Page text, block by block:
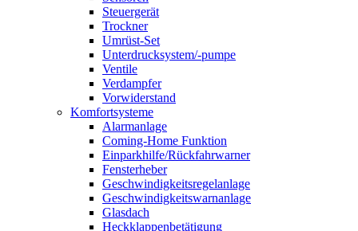
Steuergerät
Trockner
Umrüst-Set
Unterdrucksystem/-pumpe
Ventile
Verdampfer
Vorwiderstand
Komfortsysteme
Alarmanlage
Coming-Home Funktion
Einparkhilfe/Rückfahrwarner
Fensterheber
Geschwindigkeitsregelanlage
Geschwindigkeitswarnanlage
Glasdach
Heckklappenbetätigung